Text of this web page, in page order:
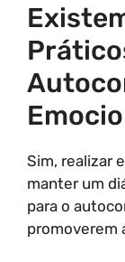
Sim, realizar
manter um
para o
promoverem